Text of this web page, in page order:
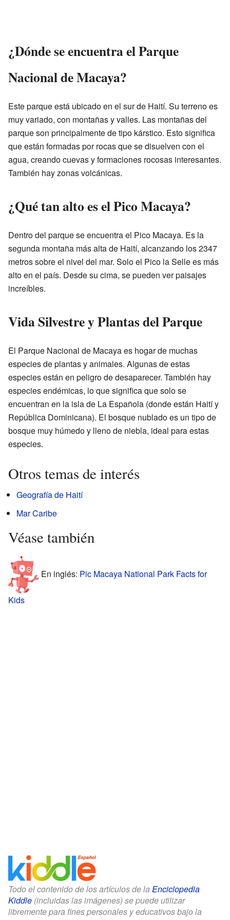
¿Dónde se encuentra el Parque
Nacional de Macaya?
Este parque está ubicado en el sur de Haití. Su terreno es
muy variado, con montañas y valles. Las montañas del
parque son principalmente de tipo kárstico. Esto significa
que están formadas por rocas que se disuelven con el
agua, creando cuevas y formaciones rocosas interesantes.
También hay zonas volcánicas.
¿Qué tan alto es el Pico Macaya?
Dentro del parque se encuentra el Pico Macaya. Es la
segunda montaña más alta de Haití, alcanzando los 2347
metros sobre el nivel del mar. Solo el Pico la Selle es más
alto en el país. Desde su cima, se pueden ver paisajes
increíbles.
Vida Silvestre y Plantas del Parque
El Parque Nacional de Macaya es hogar de muchas
especies de plantas y animales. Algunas de estas
especies están en peligro de desaparecer. También hay
especies endémicas, lo que significa que solo se
encuentran en la isla de La Española (donde están Haití y
República Dominicana). El bosque nublado es un tipo de
bosque muy húmedo y lleno de niebla, ideal para estas
especies.
Otros temas de interés
Geografía de Haití
Mar Caribe
Véase también
En inglés: Pic Macaya National Park Facts for
Kids
Todo el contenido de los artículos de la Enciclopedia
Kiddle (incluidas las imágenes) se puede utilizar
libremente para fines personales y educativos bajo la